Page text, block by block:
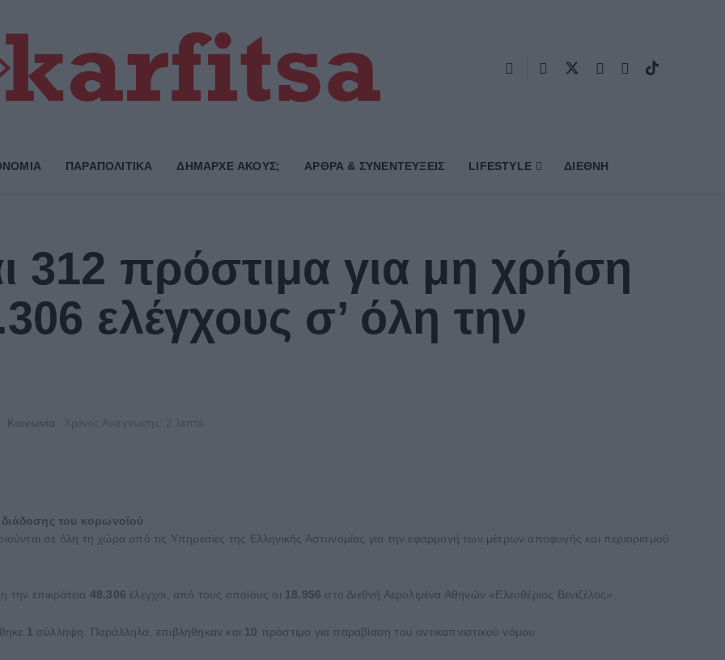
ΠΑΡΑΠΟΛΙΤΙΚΑ ΔΗΜΑΡΧE ΑΚΟΥΣ; ΑΡΘΡΑ & ΣΥΝΕΝΤΕΥΞΕΙΣ LIFESTYLE ΔΙΕΘΝΗ
312 πρόστιμα για μη χρήση
ελέγχους σ’ όλη την
Κοινωνία Χρόνος Ανάγνωσης: 2 λεπτά
του κορωνοϊού
σε όλη τη χώρα από τις Υπηρεσίες της Ελληνικής Αστυνομίας για την εφαρμογή των μέτρων αποφυγής και περιορισμού
επικράτεια 48.306 έλεγχοι, από τους οποίους οι 18.956 στο Διεθνή Αερολιμένα Αθηνών «Ελευθέριος Βενιζέλος».
1 σύλληψη. Παράλληλα, επιβλήθηκαν και 10 πρόστιμα για παραβίαση του αντικαπνιστικού νόμου.